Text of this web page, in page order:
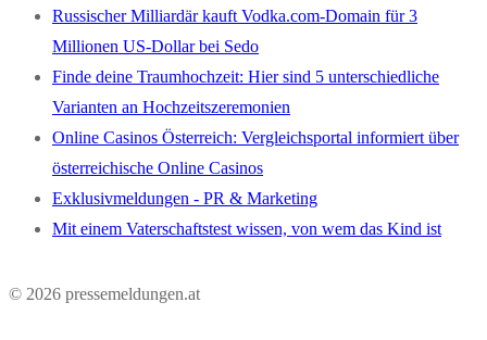
Russischer Milliardär kauft Vodka.com-Domain für 3
Millionen US-Dollar bei Sedo
Finde deine Traumhochzeit: Hier sind 5 unterschiedliche
Varianten an Hochzeitszeremonien
Online Casinos Österreich: Vergleichsportal informiert über
österreichische Online Casinos
Exklusivmeldungen - PR & Marketing
Mit einem Vaterschaftstest wissen, von wem das Kind ist
© 2026 pressemeldungen.at